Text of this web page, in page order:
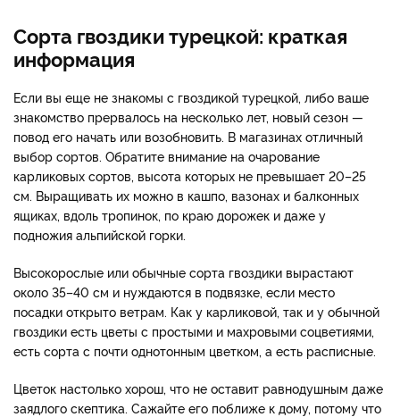
Сорта гвоздики турецкой: краткая
информация
Если вы еще не знакомы с гвоздикой турецкой, либо ваше
знакомство прервалось на несколько лет, новый сезон —
повод его начать или возобновить. В магазинах отличный
выбор сортов. Обратите внимание на очарование
карликовых сортов, высота которых не превышает 20–25
см. Выращивать их можно в кашпо, вазонах и балконных
ящиках, вдоль тропинок, по краю дорожек и даже у
подножия альпийской горки.
Высокорослые или обычные сорта гвоздики вырастают
около 35–40 см и нуждаются в подвязке, если место
посадки открыто ветрам. Как у карликовой, так и у обычной
гвоздики есть цветы с простыми и махровыми соцветиями,
есть сорта с почти однотонным цветком, а есть расписные.
Цветок настолько хорош, что не оставит равнодушным даже
заядлого скептика. Сажайте его поближе к дому, потому что